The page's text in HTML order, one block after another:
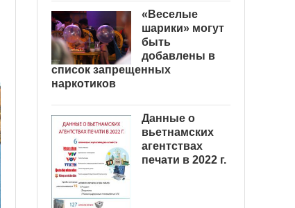
«Веселые
шарики» могут
быть
добавлены в
список запрещенных
наркотиков
Данные о
вьетнамских
агентствах
печати в 2022 г.